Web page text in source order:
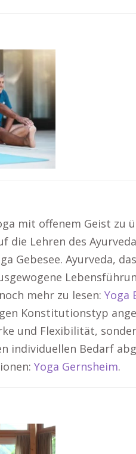
mit offenem Geist zu
die Lehren des
Gebesee. Ayurveda,
mehr zu lesen: Yoga
Konstitutionstyp
und Flexibilität,
individuellen Bedarf
Yoga Gernsheim.